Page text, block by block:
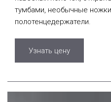
тумбами, необычные
полотенцедержатели.
Узнать цену